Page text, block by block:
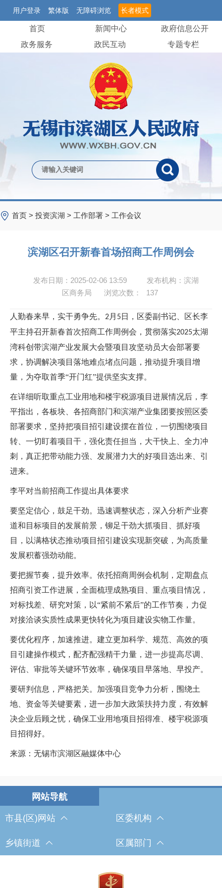
用户登录 繁体版 无障碍浏览 长者模式
首页 新闻中心
政府信息公开
政务服务
政民互动 专题专栏
首页 > 投资滨湖 > 工作部署 > 工作会议
滨湖区召开新春首场招商工作周例会
发布日期：2025-02-06 13:59
发布机构：滨湖
区商务局
浏览次数： 137
人勤春来早，实干勇争先。 2月 5日，区委副书记、区长李
平主持召开新春首次招商工作周例会，贯彻落实2025太湖
湾科创带滨湖产业发展大会暨项目攻坚动员大会部署要
求，协调解决项目落地难点堵点问题，推动提升项目增
量，为夺取首季“开门红”提供坚实支撑。
在详细听取重点工业用地和楼宇税源项目进展情况后，李
平指出，各板块、各招商部门和滨湖产业集团要按照区委
部署要求，坚持把项目招引建设摆在首位，一切围绕项目
转、一切盯着项目干，强化责任担当，大干快上、全力冲
刺，真正把带动能力强、发展潜力大的好项目选出来、引
进来。
李平对当前招商工作提出具体要求
要坚定信心，鼓足干劲。迅速调整状态，深入分析产业赛
道和目标项目的发展前景，铆足干劲大抓项目、抓好项
目，以满格状态推动项目招引建设实现新突破，为高质量
发展积蓄强劲动能。
要把握节奏，提升效率。依托招商周例会机制，定期盘点
招商引资工作进展，全面梳理成熟项目、重点项目情况，
对标找差、研究对策，以“紧前不紧后”的工作节奏，力促
对接洽谈实质性成果更快转化为项目建设实物工作量。
要优化程序，加速推进。建立更加科学、规范、高效的项
目引建操作模式，配齐配强精干力量，进一步提高尽调、
评估、审批等关键环节效率，确保项目早落地、早投产。
要研判信息，严格把关。加强项目竞争力分析，围绕土
地、资金等关键要素，进一步加大政策扶持力度，有效解
决企业后顾之忧，确保工业用地项目招得准、楼宇税源项
目招得好。
来源：无锡市滨湖区融媒体中心
市县(区)网站 区委机构
乡镇街道 区属部门